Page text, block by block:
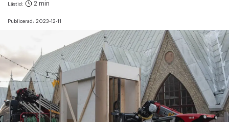
Publicerad: 2023-12-11
Lästid: 2 min